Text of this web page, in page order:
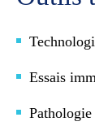
Essais